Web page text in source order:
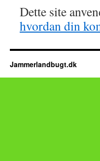
Dette site
hvordan din
Jammerlandbugt.dk